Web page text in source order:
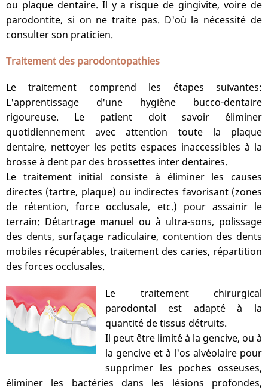
ou plaque dentaire. Il y a risque de gingivite, voire de
parodontite, si on ne traite pas. D'où la nécessité de
consulter son praticien.
Traitement des parodontopathies
Le traitement comprend les étapes suivantes:
L'apprentissage d'une hygiène bucco-dentaire
rigoureuse. Le patient doit savoir éliminer
quotidiennement avec attention toute la plaque
dentaire, nettoyer les petits espaces inaccessibles à la
brosse à dent par des brossettes inter dentaires.
Le traitement initial consiste à éliminer les causes
directes (tartre, plaque) ou indirectes favorisant (zones
de rétention, force occlusale, etc.) pour assainir le
terrain: Détartrage manuel ou à ultra-sons, polissage
des dents, surfaçage radiculaire, contention des dents
mobiles récupérables, traitement des caries, répartition
des forces occlusales.
Le traitement chirurgical
parodontal est adapté à la
quantité de tissus détruits.
Il peut être limité à la gencive, ou à
la gencive et à l'os alvéolaire pour
supprimer les poches osseuses,
éliminer les bactéries dans les lésions profondes,